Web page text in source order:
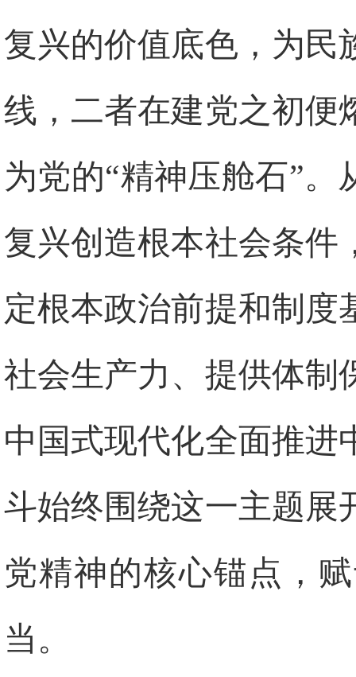
复兴的价值底色，为民
线，二者在建党之初便
为党的“精神压舱石”。
复兴创造根本社会条件
定根本政治前提和制度
社会生产力、提供体制
中国式现代化全面推进
斗始终围绕这一主题展
党精神的核心锚点，
当。